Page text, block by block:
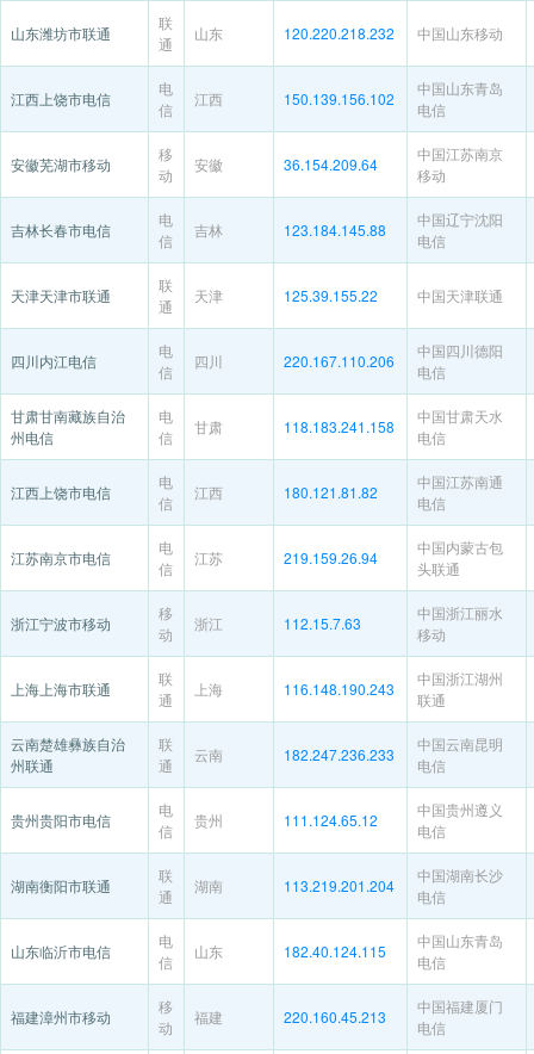
山东潍坊市联通
联
通
山东 120.220.218.232 中国山东移动
江西上饶市电信
电
信
江西 150.139.156.102
中国山东青岛
电信
安徽芜湖市移动
移
动
安徽 36.154.209.64
中国江苏南京
移动
吉林长春市电信
电
信
吉林 123.184.145.88
中国辽宁沈阳
电信
天津天津市联通
联
通
天津 125.39.155.22 中国天津联通
四川内江电信
电
信
四川 220.167.110.206
中国四川德阳
电信
甘肃甘南藏族自治
州电信
电
信
甘肃 118.183.241.158
中国甘肃天水
电信
江西上饶市电信
电
信
江西 180.121.81.82
中国江苏南通
电信
江苏南京市电信
电
信
江苏 219.159.26.94
中国内蒙古包
头联通
浙江宁波市移动
移
动
浙江 112.15.7.63
中国浙江丽水
移动
上海上海市联通
联
通
上海 116.148.190.243
中国浙江湖州
联通
云南楚雄彝族自治
州联通
联
通
云南 182.247.236.233
中国云南昆明
电信
贵州贵阳市电信
电
信
贵州 111.124.65.12
中国贵州遵义
电信
湖南衡阳市联通
联
通
湖南 113.219.201.204
中国湖南长沙
电信
山东临沂市电信
电
信
山东 182.40.124.115
中国山东青岛
电信
福建漳州市移动
移
动
福建 220.160.45.213
中国福建厦门
电信